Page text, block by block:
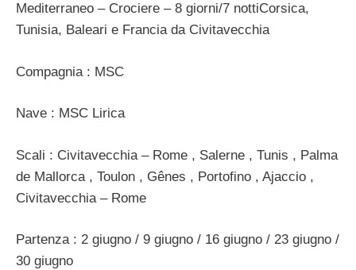
Mediterraneo – Crociere – 8 giorni/7 nottiCorsica,
Tunisia, Baleari e Francia da Civitavecchia
Compagnia : MSC
Nave : MSC Lirica
Scali : Civitavecchia – Rome , Salerne , Tunis , Palma
de Mallorca , Toulon , Gênes , Portofino , Ajaccio ,
Civitavecchia – Rome
Partenza : 2 giugno / 9 giugno / 16 giugno / 23 giugno /
30 giugno